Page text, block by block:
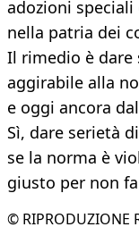
adozioni speciali
nella patria dei
Il rimedio è dare
aggirabile alla
e oggi ancora
Sì, dare serietà
se la norma è
giusto per non
© RIPRODUZIONE